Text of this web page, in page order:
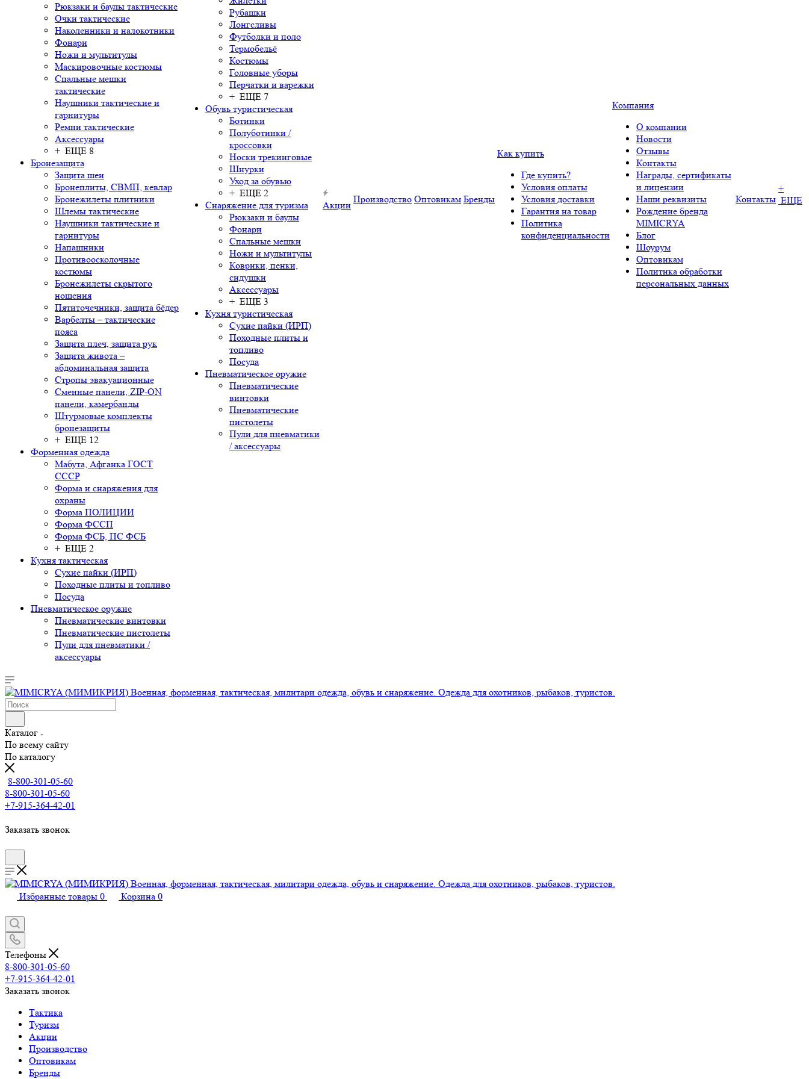
Рюкзаки и баулы тактические
Очки тактические
Наколенники и налокотники
Фонари
Ножи и мультитулы
Маскировочные костюмы
Спальные мешки
тактические
Наушники тактические и
гарнитуры
Ремни тактические
Аксессуары
+ ЕЩЕ 8
Бронезащита
Защита шеи
Бронеплиты, СВМП, кевлар
Бронежилеты плитники
Шлемы тактические
Наушники тактические и
гарнитуры
Напашники
Противоосколочные
костюмы
Бронежилеты скрытого
ношения
Пятиточечники, защита бёдер
Варбелты – тактические
пояса
Защита плеч, защита рук
Защита живота –
абдоминальная защита
Стропы эвакуационные
Сменные панели, ZIP-ON
панели, камербанды
Штурмовые комплекты
бронезащиты
+ ЕЩЕ 12
Форменная одежда
Мабута, Афганка ГОСТ
СССР
Форма и снаряжения для
охраны
Форма ПОЛИЦИИ
Форма ФССП
Форма ФСБ, ПС ФСБ
+ ЕЩЕ 2
Кухня тактическая
Сухие пайки (ИРП)
Походные плиты и топливо
Посуда
Пневматическое оружие
Пневматические винтовки
Пневматические пистолеты
Пули для пневматики /
аксессуары
Рубашки
Лонгсливы
Футболки и поло
Термобельё
Костюмы
Головные уборы
Перчатки и варежки
+ ЕЩЕ 7
Обувь туристическая
Ботинки
Полуботинки /
кроссовки
Носки трекинговые
Шнурки
Уход за обувью
+ ЕЩЕ 2
Снаряжение для туризма
Рюкзаки и баулы
Фонари
Спальные мешки
Ножи и мультитулы
Коврики, пенки,
сидушки
Аксессуары
+ ЕЩЕ 3
Кухня туристическая
Сухие пайки (ИРП)
Походные плиты и
топливо
Посуда
Пневматическое оружие
Пневматические
винтовки
Пневматические
пистолеты
Пули для пневматики
/ аксессуары
Акции
Производство Оптовикам Бренды
Как купить
Где купить?
Условия оплаты
Условия доставки
Гарантия на товар
Политика
конфиденциальности
Компания
О компании
Новости
Отзывы
Контакты
Награды, сертификаты
и лицензии
Наши реквизиты
Рождение бренда
MIMICRYA
Блог
Шоурум
Оптовикам
Политика обработки
персональных данных
Контакты
+
ЕЩЕ
Каталог
По всему сайту
По каталогу
8-800-301-05-60
8-800-301-05-60
+7-915-364-42-01
Заказать звонок
Избранные товары 0 Корзина 0
Телефоны
8-800-301-05-60
+7-915-364-42-01
Заказать звонок
Тактика
Туризм
Акции
Производство
Оптовикам
Бренды